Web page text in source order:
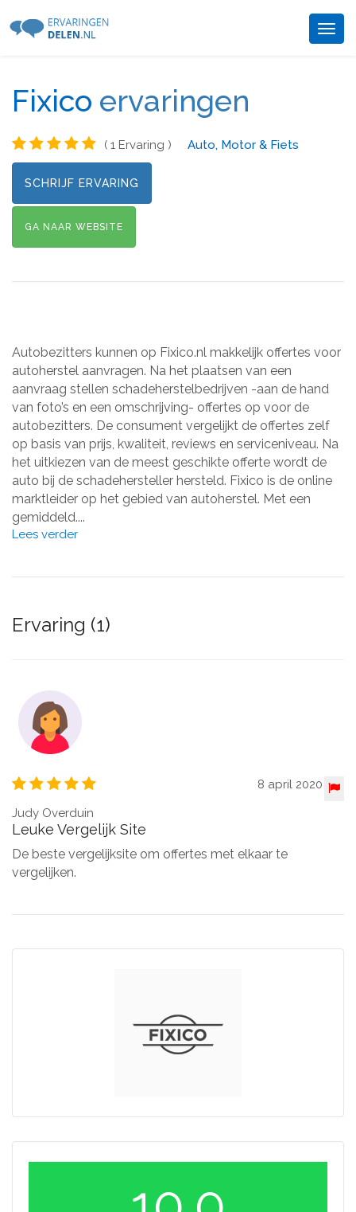
Fixico ervaringen
( 1 Ervaring ) Auto, Motor & Fiets
SCHRIJF ERVARING
GA NAAR WEBSITE
Autobezitters kunnen op Fixico.nl makkelijk offertes voor
autoherstel aanvragen. Na het plaatsen van een
aanvraag stellen schadeherstelbedrijven -aan de hand
van foto’s en een omschrijving- offertes op voor de
autobezitters. De consument vergelijkt de offertes zelf
op basis van prijs, kwaliteit, reviews en serviceniveau. Na
het uitkiezen van de meest geschikte offerte wordt de
auto bij de schadehersteller hersteld. Fixico is de online
marktleider op het gebied van autoherstel. Met een
gemiddeld....
Lees verder
Ervaring (1)
8 april 2020
Judy Overduin
Leuke Vergelijk Site
De beste vergelijksite om offertes met elkaar te
vergelijken.